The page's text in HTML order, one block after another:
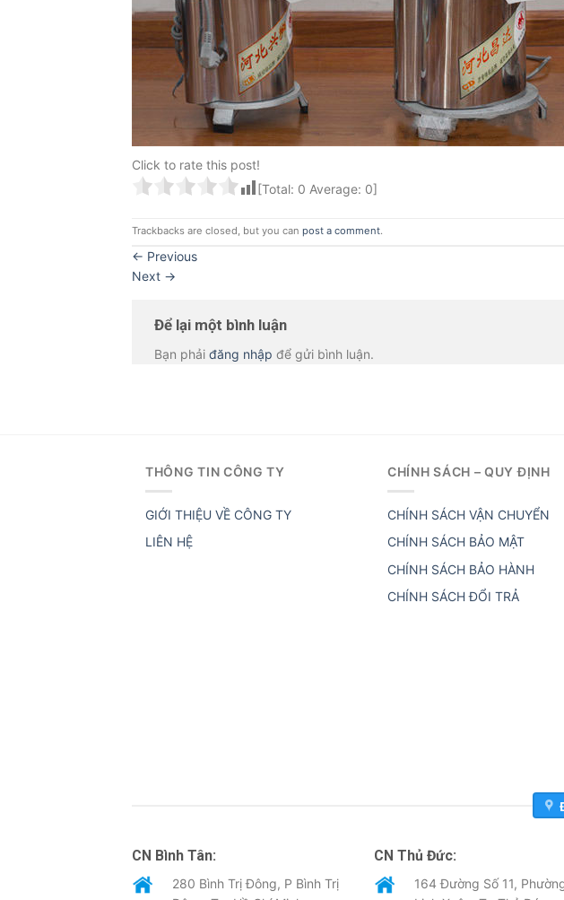
Click to rate this post!
[Total: 0 Average: 0]
Trackbacks are closed, but you can post a comment.
← Previous
Next →
Để lại một bình luận
Bạn phải đăng nhập để gửi bình luận.
THÔNG TIN CÔNG TY
GIỚI THIỆU VỀ CÔNG TY
LIÊN HỆ
CHÍNH SÁCH – QUY ĐỊNH
CHÍNH SÁCH VẬN CHUYỂN
CHÍNH SÁCH BẢO MẬT
CHÍNH SÁCH BẢO HÀNH
CHÍNH SÁCH ĐỔI TRẢ
CN Bình Tân:
280 Bình Trị Đông, P Bình Trị
CN Thủ Đức:
164 Đường Số 11,